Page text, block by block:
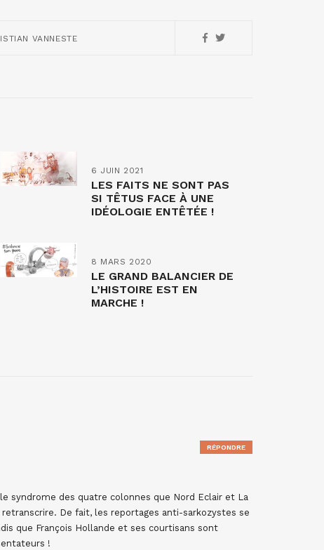
VANNESTE
6 JUIN 2021
LES FAITS NE SONT PAS
SI TÊTUS FACE À UNE
IDÉOLOGIE ENTÊTÉE !
8 MARS 2020
LE GRAND BALANCIER DE
L’HISTOIRE EST EN
MARCHE !
syndrome des quatre colonnes que Nord Eclair et La
De fait, les reportages anti-sarkozystes se
que François Hollande et ses courtisans sont
!
RÉPONDRE